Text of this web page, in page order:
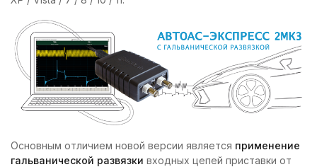
Основным отличием новой версии является применение
гальванической развязки входных цепей приставки от